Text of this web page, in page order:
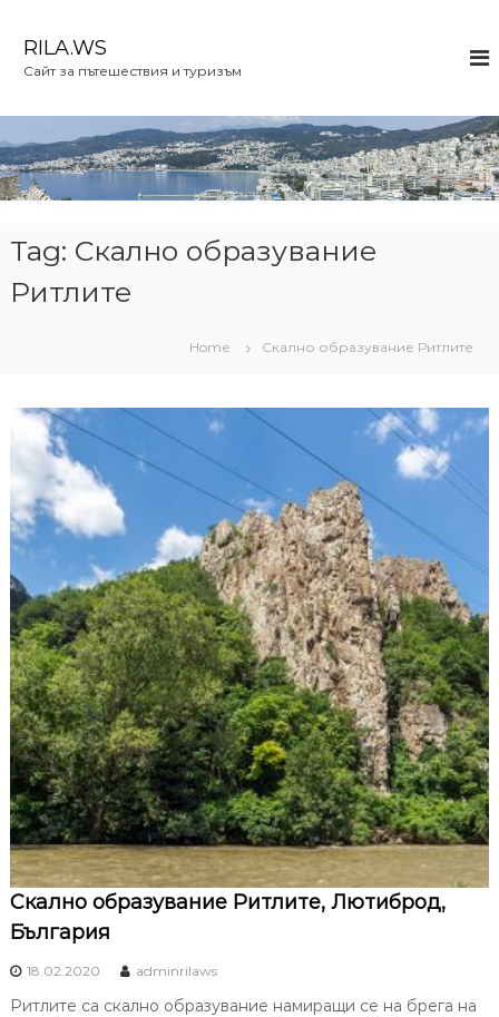
c
o
n
RILA.WS
Сайт за пътешествия и туризъм
Tag: Скално образувание
Ритлите
Home Скално образувание Ритлите
Скално образувание Ритлите, Лютиброд,
България
18.02.2020 adminrilaws
Ритлите са скално образувание намиращи се на брега на